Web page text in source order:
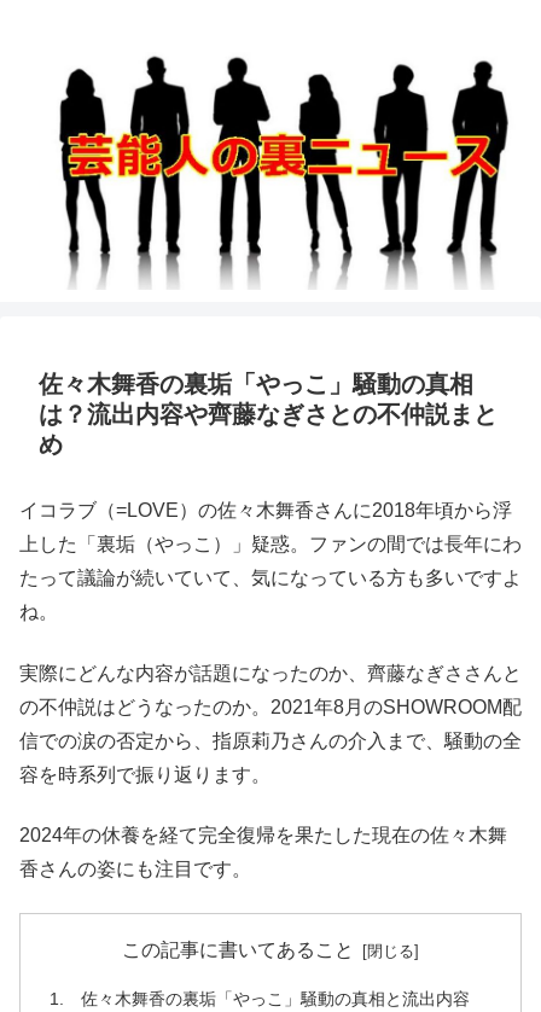
佐々木舞香の裏垢「やっこ」騒動の真相
は？流出内容や齊藤なぎさとの不仲説まと
め
イコラブ（=LOVE）の佐々木舞香さんに2018年頃から浮
上した「裏垢（やっこ）」疑惑。ファンの間では長年にわ
たって議論が続いていて、気になっている方も多いですよ
ね。
実際にどんな内容が話題になったのか、齊藤なぎささんと
の不仲説はどうなったのか。2021年8月のSHOWROOM配
信での涙の否定から、指原莉乃さんの介入まで、騒動の全
容を時系列で振り返ります。
2024年の休養を経て完全復帰を果たした現在の佐々木舞
香さんの姿にも注目です。
この記事に書いてあること
佐々木舞香の裏垢「やっこ」騒動の真相と流出内容